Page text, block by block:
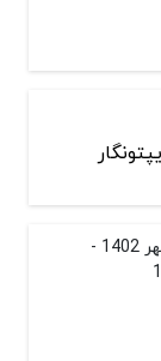
06 مهر 1402 -